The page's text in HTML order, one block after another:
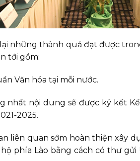
những thành quả đạt được
tới gồm:
Văn hóa tại mỗi nước.
nhất nội dung sẽ được ký kết
2025.
liên quan sớm hoàn thiện xây
phía Lào bằng cách có thư